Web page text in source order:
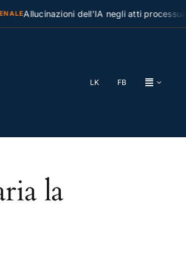
Allucinazioni dell’IA negli atti
LK FB
la